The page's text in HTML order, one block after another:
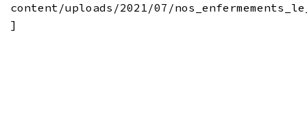
content/uploads/2021/07/
]